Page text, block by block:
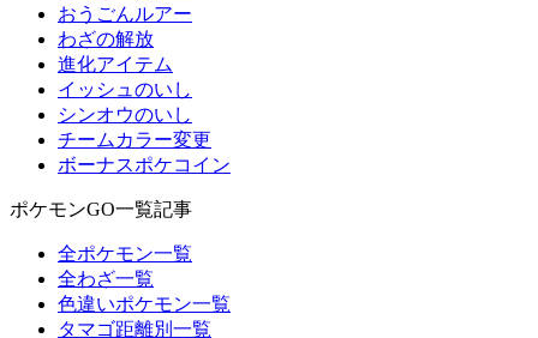
おうごんルアー
わざの解放
進化アイテム
イッシュのいし
シンオウのいし
チームカラー変更
ボーナスポケコイン
ポケモンGO一覧記事
全ポケモン一覧
全わざ一覧
色違いポケモン一覧
タマゴ距離別一覧